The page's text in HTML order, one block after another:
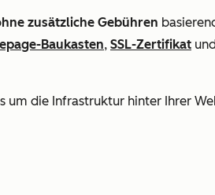
zusätzliche Gebühren
Baukasten, SSL-Zertifikat
um die Infrastruktur hinter Ihrer